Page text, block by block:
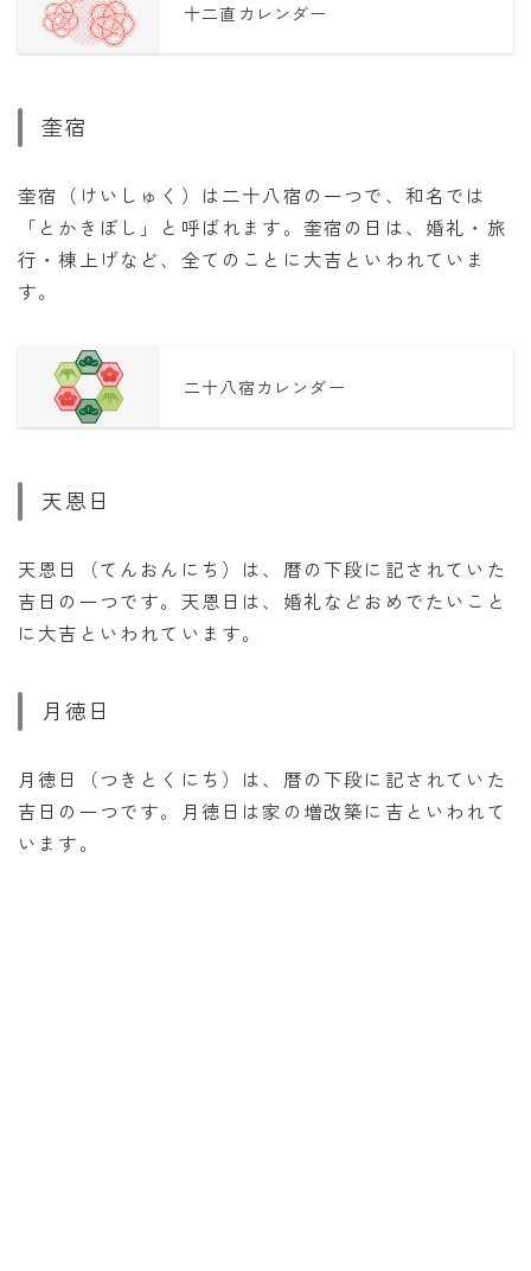
十二直カレンダー
奎宿
奎宿（けいしゅく）は二十八宿の一つで、和名では
「とかきぼし」と呼ばれます。奎宿の日は、婚礼・旅
行・棟上げなど、全てのことに大吉といわれていま
す。
二十八宿カレンダー
天恩日
天恩日（てんおんにち）は、暦の下段に記されていた
吉日の一つです。天恩日は、婚礼などおめでたいこと
に大吉といわれています。
月徳日
月徳日（つきとくにち）は、暦の下段に記されていた
吉日の一つです。月徳日は家の増改築に吉といわれて
います。